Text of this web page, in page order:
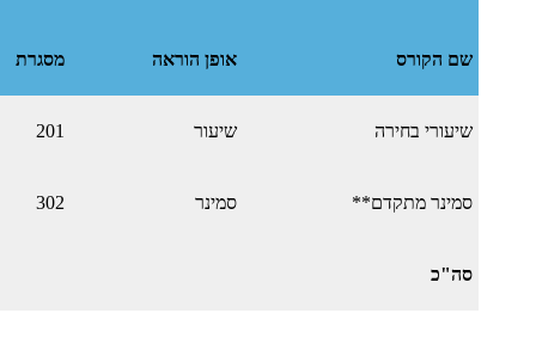
שם הקורס אופן הוראה מסגרת
שיעורי בחירה שיעור 201
סמינר מתקדם** סמינר 302
סה"כ